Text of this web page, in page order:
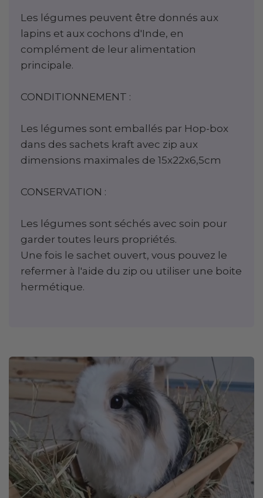
Les légumes peuvent être donnés aux
lapins et aux cochons d'Inde, en
complément de leur alimentation
principale.
CONDITIONNEMENT :
Les légumes sont emballés par Hop-box
dans des sachets kraft avec zip aux
dimensions maximales de 15x22x6,5cm
CONSERVATION :
Les légumes sont séchés avec soin pour
garder toutes leurs propriétés.
Une fois le sachet ouvert, vous pouvez le
refermer à l'aide du zip ou utiliser une boite
hermétique.